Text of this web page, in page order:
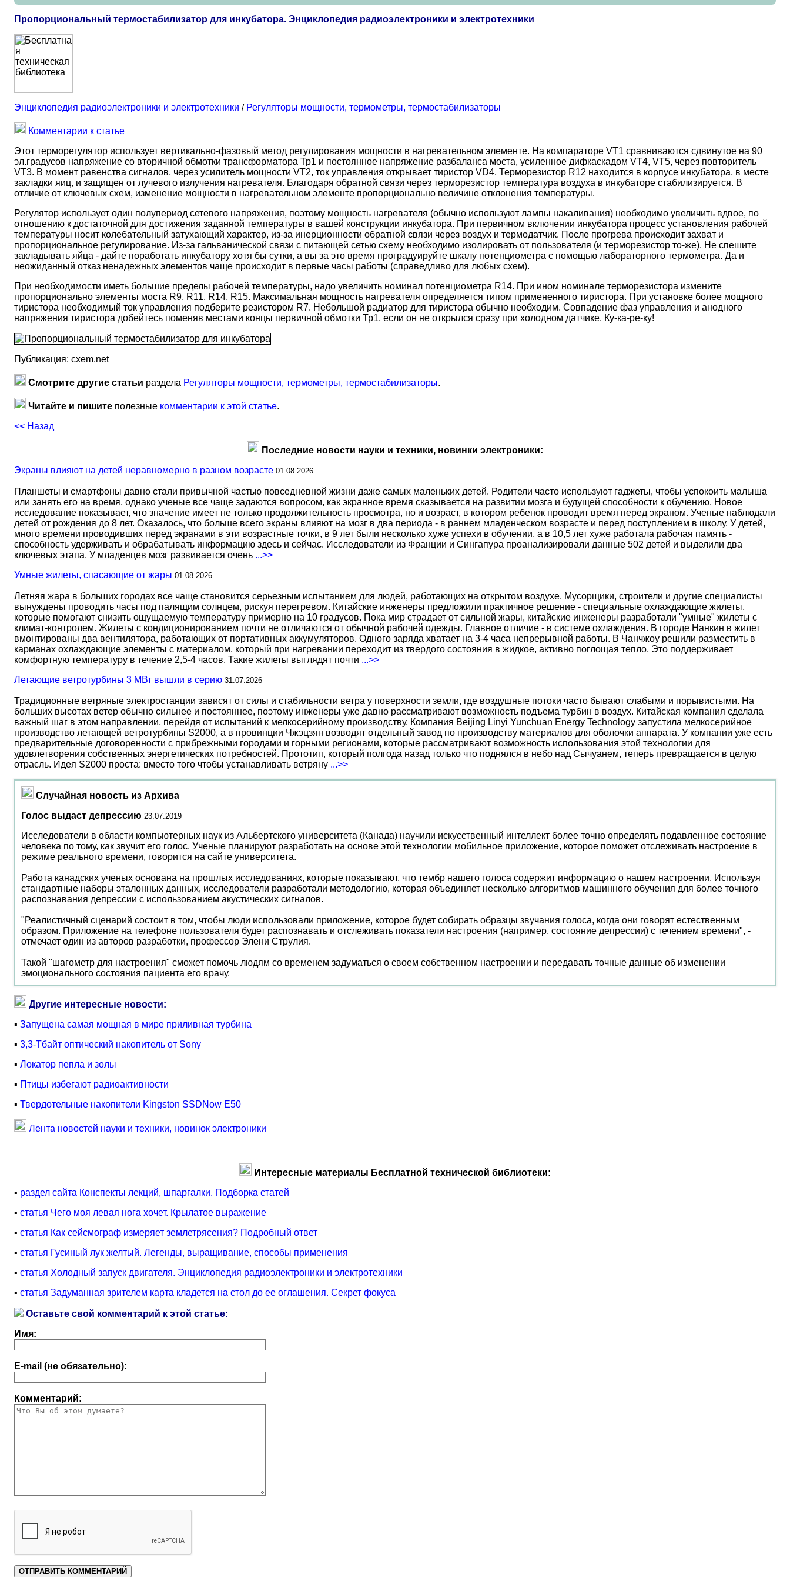
Пропорциональный термостабилизатор для инкубатора. Энциклопедия радиоэлектроники и электротехники
Энциклопедия радиоэлектроники и электротехники / Регуляторы мощности, термометры, термостабилизаторы
Комментарии к статье
Этот терморегулятор использует вертикально-фазовый метод регулирования мощности в нагревательном элементе. На компараторе VT1 сравниваются сдвинутое на 90
эл.градусов напряжение со вторичной обмотки трансформатора Тр1 и постоянное напряжение разбаланса моста, усиленное дифкаскадом VT4, VT5, через повторитель
VT3. В момент равенства сигналов, через усилитель мощности VT2, ток управления открывает тиристор VD4. Терморезистор R12 находится в корпусе инкубатора, в месте
закладки яиц, и защищен от лучевого излучения нагревателя. Благодаря обратной связи через терморезистор температура воздуха в инкубаторе стабилизируется. В
отличие от ключевых схем, изменение мощности в нагревательном элементе пропорционально величине отклонения температуры.
Регулятор использует один полупериод сетевого напряжения, поэтому мощность нагревателя (обычно используют лампы накаливания) необходимо увеличить вдвое, по
отношению к достаточной для достижения заданной температуры в вашей конструкции инкубатора. При первичном включении инкубатора процесс установления рабочей
температуры носит колебательный затухающий характер, из-за инерционности обратной связи через воздух и термодатчик. После прогрева происходит захват и
пропорциональное регулирование. Из-за гальванической связи с питающей сетью схему необходимо изолировать от пользователя (и терморезистор то-же). Не спешите
закладывать яйца - дайте поработать инкубатору хотя бы сутки, а вы за это время проградуируйте шкалу потенциометра с помощью лабораторного термометра. Да и
неожиданный отказ ненадежных элементов чаще происходит в первые часы работы (справедливо для любых схем).
При необходимости иметь большие пределы рабочей температуры, надо увеличить номинал потенциометра R14. При ином номинале терморезистора измените
пропорционально элементы моста R9, R11, R14, R15. Максимальная мощность нагревателя определяется типом примененного тиристора. При установке более мощного
тиристора необходимый ток управления подберите резистором R7. Небольшой радиатор для тиристора обычно необходим. Совпадение фаз управления и анодного
напряжения тиристора добейтесь поменяв местами концы первичной обмотки Тр1, если он не открылся сразу при холодном датчике. Ку-ка-ре-ку!
Публикация: cxem.net
Смотрите другие статьи раздела Регуляторы мощности, термометры, термостабилизаторы.
Читайте и пишите полезные комментарии к этой статье.
<< Назад
Последние новости науки и техники, новинки электроники:
Экраны влияют на детей неравномерно в разном возрасте 01.08.2026
Планшеты и смартфоны давно стали привычной частью повседневной жизни даже самых маленьких детей. Родители часто используют гаджеты, чтобы успокоить малыша
или занять его на время, однако ученые все чаще задаются вопросом, как экранное время сказывается на развитии мозга и будущей способности к обучению. Новое
исследование показывает, что значение имеет не только продолжительность просмотра, но и возраст, в котором ребенок проводит время перед экраном. Ученые наблюдали
детей от рождения до 8 лет. Оказалось, что больше всего экраны влияют на мозг в два периода - в раннем младенческом возрасте и перед поступлением в школу. У детей,
много времени проводивших перед экранами в эти возрастные точки, в 9 лет были несколько хуже успехи в обучении, а в 10,5 лет хуже работала рабочая память -
способность удерживать и обрабатывать информацию здесь и сейчас. Исследователи из Франции и Сингапура проанализировали данные 502 детей и выделили два
ключевых этапа. У младенцев мозг развивается очень ...>>
Умные жилеты, спасающие от жары 01.08.2026
Летняя жара в больших городах все чаще становится серьезным испытанием для людей, работающих на открытом воздухе. Мусорщики, строители и другие специалисты
вынуждены проводить часы под палящим солнцем, рискуя перегревом. Китайские инженеры предложили практичное решение - специальные охлаждающие жилеты,
которые помогают снизить ощущаемую температуру примерно на 10 градусов. Пока мир страдает от сильной жары, китайские инженеры разработали "умные" жилеты с
климат-контролем. Жилеты с кондиционированием почти не отличаются от обычной рабочей одежды. Главное отличие - в системе охлаждения. В городе Нанкин в жилет
вмонтированы два вентилятора, работающих от портативных аккумуляторов. Одного заряда хватает на 3-4 часа непрерывной работы. В Чанчжоу решили разместить в
карманах охлаждающие элементы с материалом, который при нагревании переходит из твердого состояния в жидкое, активно поглощая тепло. Это поддерживает
комфортную температуру в течение 2,5-4 часов. Такие жилеты выглядят почти ...>>
Летающие ветротурбины 3 МВт вышли в серию 31.07.2026
Традиционные ветряные электростанции зависят от силы и стабильности ветра у поверхности земли, где воздушные потоки часто бывают слабыми и порывистыми. На
больших высотах ветер обычно сильнее и постояннее, поэтому инженеры уже давно рассматривают возможность подъема турбин в воздух. Китайская компания сделала
важный шаг в этом направлении, перейдя от испытаний к мелкосерийному производству. Компания Beijing Linyi Yunchuan Energy Technology запустила мелкосерийное
производство летающей ветротурбины S2000, а в провинции Чжэцзян возводят отдельный завод по производству материалов для оболочки аппарата. У компании уже есть
предварительные договоренности с прибрежными городами и горными регионами, которые рассматривают возможность использования этой технологии для
удовлетворения собственных энергетических потребностей. Прототип, который полгода назад только что поднялся в небо над Сычуанем, теперь превращается в целую
отрасль. Идея S2000 проста: вместо того чтобы устанавливать ветряну ...>>
Случайная новость из Архива
Голос выдаст депрессию 23.07.2019
Исследователи в области компьютерных наук из Альбертского университета (Канада) научили искусственный интеллект более точно определять подавленное состояние
человека по тому, как звучит его голос. Ученые планируют разработать на основе этой технологии мобильное приложение, которое поможет отслеживать настроение в
режиме реального времени, говорится на сайте университета.
Работа канадских ученых основана на прошлых исследованиях, которые показывают, что тембр нашего голоса содержит информацию о нашем настроении. Используя
стандартные наборы эталонных данных, исследователи разработали методологию, которая объединяет несколько алгоритмов машинного обучения для более точного
распознавания депрессии с использованием акустических сигналов.
"Реалистичный сценарий состоит в том, чтобы люди использовали приложение, которое будет собирать образцы звучания голоса, когда они говорят естественным
образом. Приложение на телефоне пользователя будет распознавать и отслеживать показатели настроения (например, состояние депрессии) с течением времени", -
отмечает один из авторов разработки, профессор Элени Струлия.
Такой "шагометр для настроения" сможет помочь людям со временем задуматься о своем собственном настроении и передавать точные данные об изменении
эмоционального состояния пациента его врачу.
Другие интересные новости:
▪ Запущена самая мощная в мире приливная турбина
▪ 3,3-Тбайт оптический накопитель от Sony
▪ Локатор пепла и золы
▪ Птицы избегают радиоактивности
▪ Твердотельные накопители Kingston SSDNow E50
Лента новостей науки и техники, новинок электроники
Интересные материалы Бесплатной технической библиотеки:
▪ раздел сайта Конспекты лекций, шпаргалки. Подборка статей
▪ статья Чего моя левая нога хочет. Крылатое выражение
▪ статья Как сейсмограф измеряет землетрясения? Подробный ответ
▪ статья Гусиный лук желтый. Легенды, выращивание, способы применения
▪ статья Холодный запуск двигателя. Энциклопедия радиоэлектроники и электротехники
▪ статья Задуманная зрителем карта кладется на стол до ее оглашения. Секрет фокуса
Оставьте свой комментарий к этой статье:
Имя:
E-mail (не обязательно):
Комментарий: